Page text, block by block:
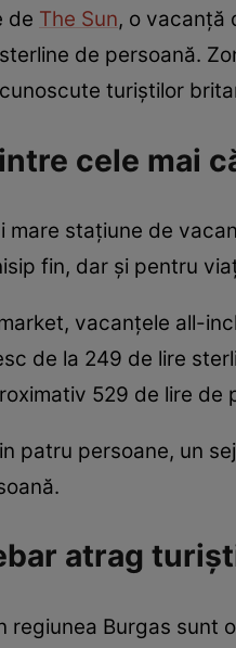
de The Sun, o vacanță
de persoană.
turiștilor
cele mai
mare stațiune de
fin, dar și pentru
vacanțele all-
de la 249 de lire
529 de lire de
patru persoane, un
atrag
regiunea Burgas sunt